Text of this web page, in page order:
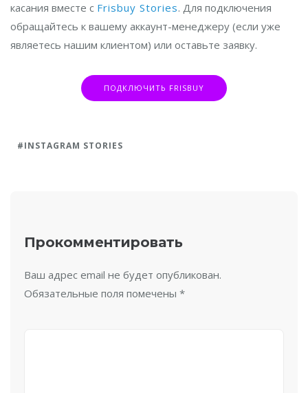
касания вместе с Frisbuy Stories. Для подключения
обращайтесь к вашему аккаунт-менеджеру (если уже
являетесь нашим клиентом) или оставьте заявку.
ПОДКЛЮЧИТЬ FRISBUY
INSTAGRAM STORIES
Прокомментировать
Ваш адрес email не будет опубликован.
Обязательные поля помечены *